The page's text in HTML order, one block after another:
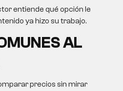
entiende qué opción le
ya hizo su trabajo.
AL
precios sin mirar